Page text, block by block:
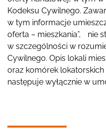
Kodeksu Cywilnego.
w tym informacje
oferta – mieszkania”, nie
w szczególności w
Cywilnego. Opis lokali
oraz komórek
następuje wyłącznie w